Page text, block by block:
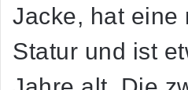
Jacke, hat eine
Statur und ist